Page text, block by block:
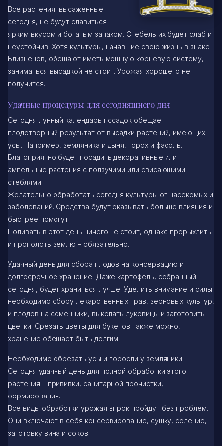
Все растения, высаженные
сегодня, не будут славиться
ярким вкусом и богатым запахом. Стебель их будет слаб и
неустойчив. Хотя культуры, начавшие свою жизнь в знаке
Близнецов, обещают иметь мощную корневую систему,
заниматься высадкой не стоит. Урожая хорошего не
получится.
Удачные процедуры для сегодняшнего дня
Сегодня лунный календарь посадок обещает
плодотворный результат от высадки растений, имеющих
усы. Например, земляника и дыня, горох и фасоль.
Благоприятно будет посадить декоративные или
ампельные растения с ползучими или свисающими
стеблями.
Желательно обработать сегодня культуры от насекомых и
заболеваний. Средства будут оказывать больше влияния и
быстрее помогут.
Поливать в этот день ничего не стоит, однако прорыхлить
и прополоть землю – обязательно.
Удачный день для сбора плодов на консервацию и
долгосрочное хранение. Даже картофель, собранный
сегодня, будет храниться лучше. Уделить внимание и силы
необходимо сбору лекарственных трав, зерновых культур,
и плодов на семенники, выкопать луковицы и заготовить
цветки. Срезать цветы для букетов также можно,
хранение обещает быть долгим.
Необходимо обрезать усы и поросли у земляники.
Сегодня удачный день для полной обработки этого
растения – прививки, санитарной прочистки,
формирования.
Все виды обработки урожая впрок пройдут без проблем.
Они включают в себя консервирование, сушку, соление,
заготовку вина и соков.